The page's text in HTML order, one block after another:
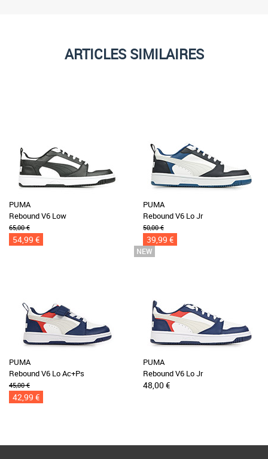
ARTICLES SIMILAIRES
PUMA
Rebound V6 Low
65,00 €
54,99 €
PUMA
Rebound V6 Lo Jr
50,00 €
39,99 €
PUMA
Rebound V6 Lo Ac+Ps
45,00 €
42,99 €
PUMA
Rebound V6 Lo Jr
48,00 €